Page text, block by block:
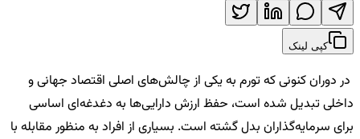
کپی لینک
در دوران کنونی که تورم به یکی از چالش‌های اصلی اقتصاد جهانی و
داخلی تبدیل شده است، حفظ ارزش دارایی‌ها به دغدغه‌ای اساسی
برای سرمایه‌گذاران بدل گشته است. بسیاری از افراد به منظور مقابله با